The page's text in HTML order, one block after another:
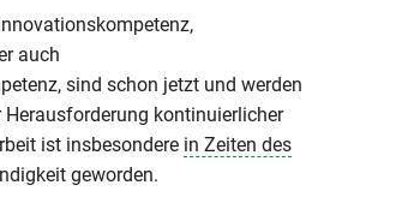
auch
sind schon jetzt und werden
kontinuierlicher
ist insbesondere in Zeiten des
geworden.